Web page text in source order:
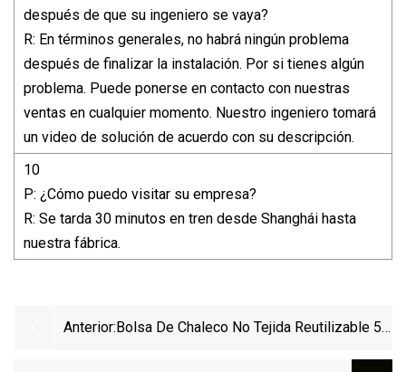
después de que su ingeniero se vaya?
R: En términos generales, no habrá ningún problema
después de finalizar la instalación. Por si tienes algún
problema. Puede ponerse en contacto con nuestras
ventas en cualquier momento. Nuestro ingeniero tomará
un video de solución de acuerdo con su descripción.
10
P: ¿Cómo puedo visitar su empresa?
R: Se tarda 30 minutos en tren desde Shanghái hasta
nuestra fábrica.
Anterior:Bolsa De Chaleco No Tejida Reutilizable 5